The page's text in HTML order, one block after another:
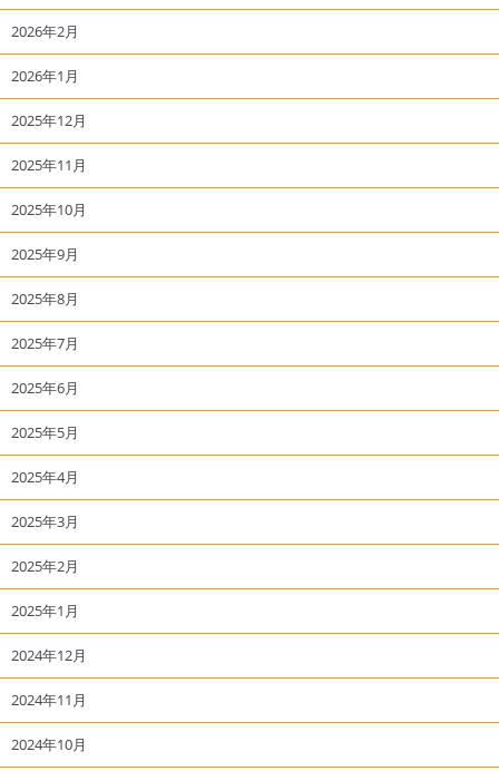
2026年2月
2026年1月
2025年12月
2025年11月
2025年10月
2025年9月
2025年8月
2025年7月
2025年6月
2025年5月
2025年4月
2025年3月
2025年2月
2025年1月
2024年12月
2024年11月
2024年10月